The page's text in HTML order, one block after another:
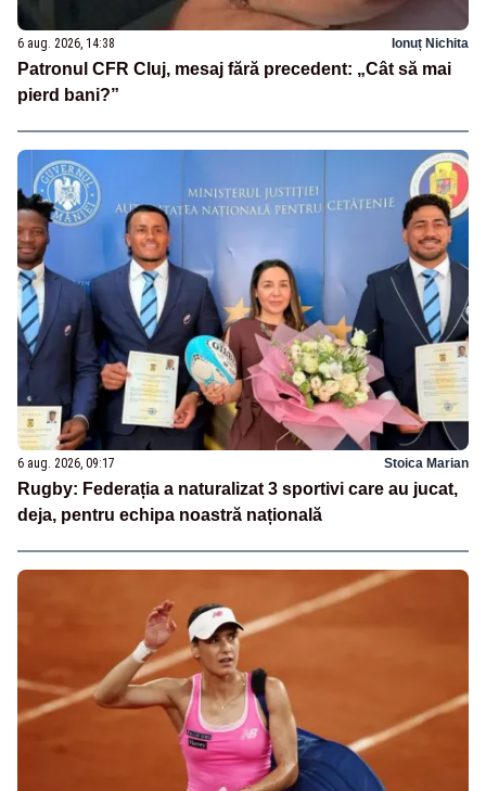
6 aug. 2026, 14:38 Ionuț Nichita
Patronul CFR Cluj, mesaj fără precedent: „Cât să mai
pierd bani?”
6 aug. 2026, 09:17 Stoica Marian
Rugby: Federația a naturalizat 3 sportivi care au jucat,
deja, pentru echipa noastră națională